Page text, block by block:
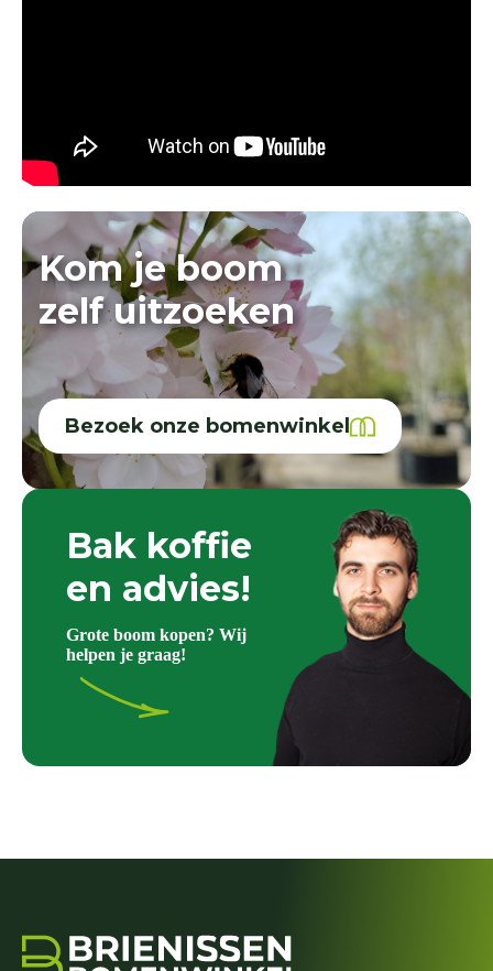
Kom je boom
zelf uitzoeken
Bezoek onze bomenwinkel
Bak koffie
en advies!
Grote boom kopen? Wij
helpen je graag!